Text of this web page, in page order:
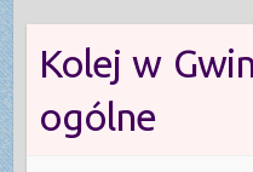
n
t
e
n
t
Kolej w
ogólne